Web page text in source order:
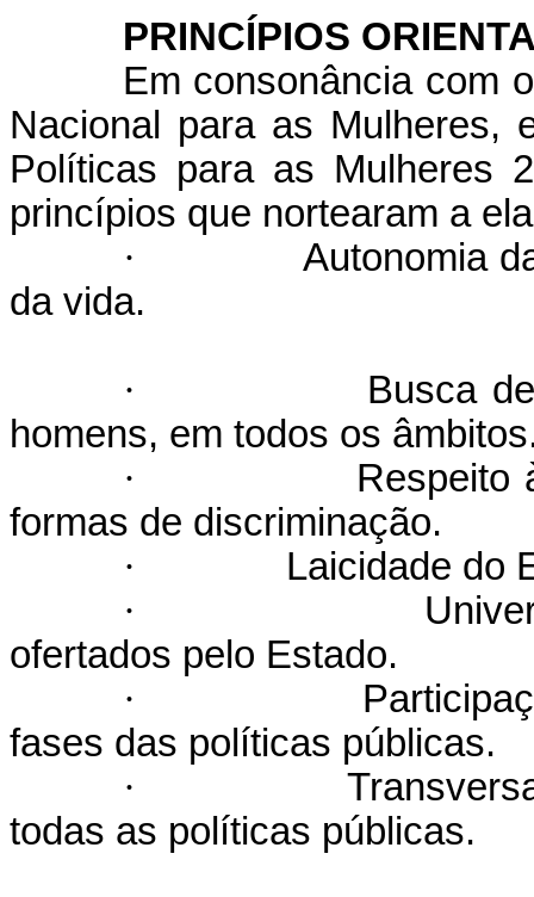
PRINCÍPIOS
Em consonância com
Nacional para as Mulheres,
Políticas para as Mulheres
princípios que nortearam a
·
Autonomia
da vida.
·
Busca
homens, em todos os
·
Respeito
formas de discriminação.
·
Laicidade do
·
ofertados pelo Estado.
·
fases das políticas públicas.
·
todas as políticas públicas.